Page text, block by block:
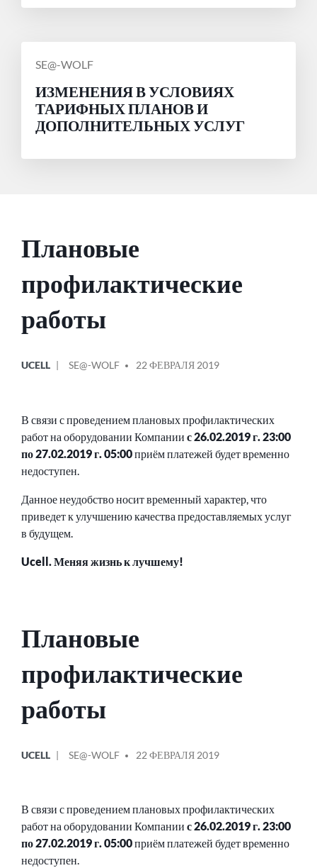
СООБЩЕНИЕ
SE@-WOLF
ИЗМЕНЕНИЯ В УСЛОВИЯХ
ТАРИФНЫХ ПЛАНОВ И
ДОПОЛНИТЕЛЬНЫХ УСЛУГ
Плановые
профилактические
работы
В
UCELL
ОТ
SE@-WOLF 22 ФЕВРАЛЯ 2019
В связи с проведением плановых профилактических
работ на оборудовании Компании с 26.02.2019 г. 23:00
по 27.02.2019 г. 05:00приём платежей будет временно
недоступен.
Данное неудобство носит временный характер, что
приведет к улучшению качества предоставляемых услуг
в будущем.
Ucell. Меняя жизнь к лучшему!
Плановые
профилактические
работы
В
UCELL
ОТ
SE@-WOLF 22 ФЕВРАЛЯ 2019
В связи с проведением плановых профилактических
работ на оборудовании Компании с 26.02.2019 г. 23:00
по 27.02.2019 г. 05:00приём платежей будет временно
недоступен.